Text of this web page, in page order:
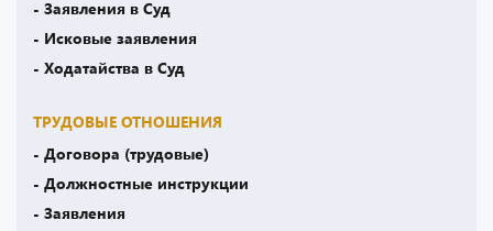
- Заявления в Суд
- Исковые заявления
- Ходатайства в Суд
ТРУДОВЫЕ ОТНОШЕНИЯ
- Договора (трудовые)
- Должностные инструкции
- Заявления